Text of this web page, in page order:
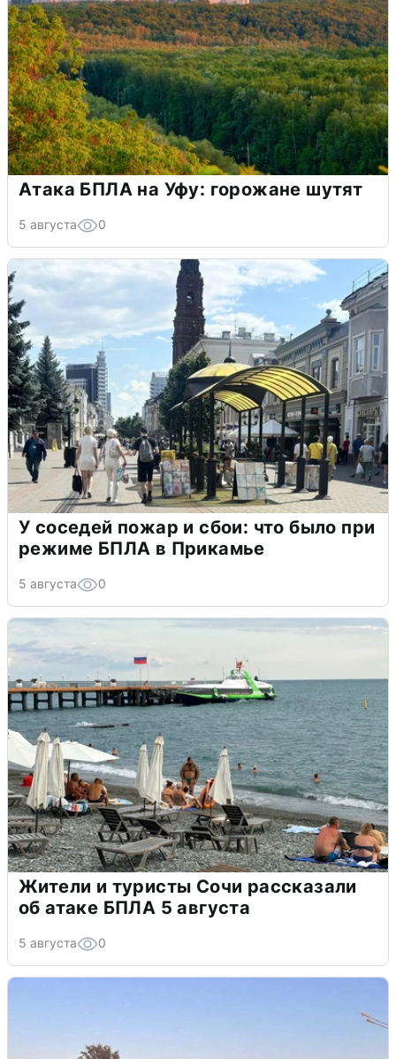
Атака БПЛА на Уфу: горожане шутят
5 августа 0
У соседей пожар и сбои: что было при
режиме БПЛА в Прикамье
5 августа 0
Жители и туристы Сочи рассказали
об атаке БПЛА 5 августа
5 августа 0